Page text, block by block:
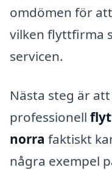
omdömen för
vilken flyttfirma
servicen.
Nästa steg är
professionell
norra faktiskt
några exempel